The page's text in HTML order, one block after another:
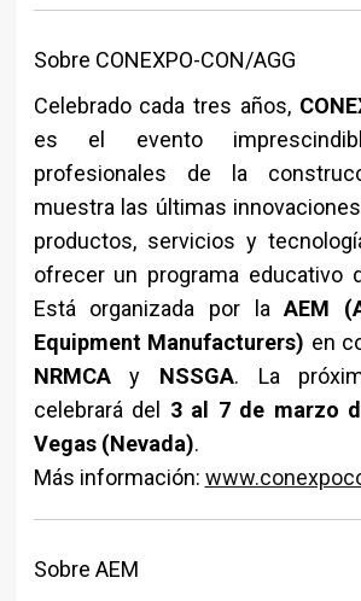
Sobre CONEXPO-CON/AGG
Celebrado cada tres años,
es el evento
profesionales de la
muestra las últimas
productos, servicios y
ofrecer un programa educativo
Está organizada por laAEM
Equipment Manufacturers) en
NRMCAy NSSGA. La
celebrará del 3 al 7 de marzo
Vegas (Nevada).
Más información:
Sobre AEM